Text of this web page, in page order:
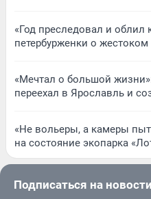
«Год преследовал и облил
петербурженки о
«Мечтал о большой
переехал в Ярославль и
«Не вольеры, а камеры
на состояние экопарка
Подписаться на новости